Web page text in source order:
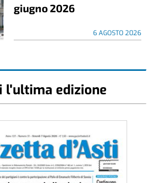
giugno 2026
6 AGOSTO 2026
l'ultima edizione